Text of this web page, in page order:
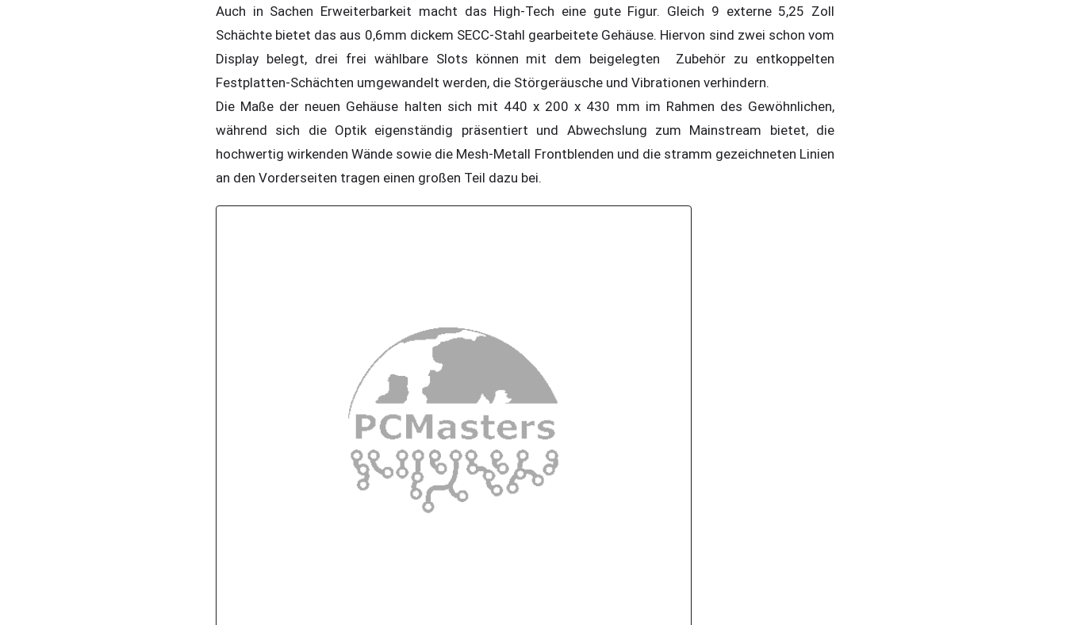
Auch in Sachen Erweiterbarkeit macht das High-Tech eine gute Figur. Gleich 9 externe 5,25 Zoll
Schächte bietet das aus 0,6mm dickem SECC-Stahl gearbeitete Gehäuse. Hiervon sind zwei schon vom
Display belegt, drei frei wählbare Slots können mit dem beigelegten Zubehör zu entkoppelten
Festplatten-Schächten umgewandelt werden, die Störgeräusche und Vibrationen verhindern.
Die Maße der neuen Gehäuse halten sich mit 440 x 200 x 430 mm im Rahmen des Gewöhnlichen,
während sich die Optik eigenständig präsentiert und Abwechslung zum Mainstream bietet, die
hochwertig wirkenden Wände sowie die Mesh-Metall Frontblenden und die stramm gezeichneten Linien
an den Vorderseiten tragen einen großen Teil dazu bei.